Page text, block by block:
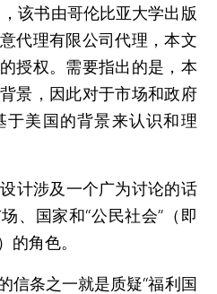
该书由哥伦比亚大学出版
代理有限公司代理，本文
授权。需要指出的是，本
景，因此对于市场和政府
于美国的背景来认识和理
涉及一个广为讨论的话
、国家和“公民社会”（即
的角色。
条之一就是质疑“福利国